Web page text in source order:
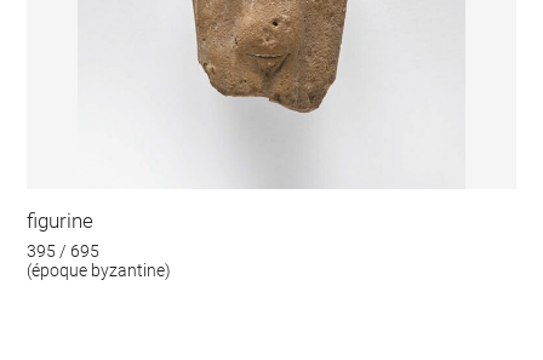
figurine
395 / 695
(époque byzantine)